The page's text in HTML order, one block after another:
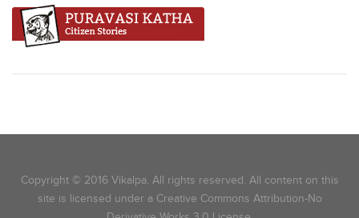
Copyright © 2016 Vikalpa. All rights reserved. All content on this
site is licensed under a Creative Commons Attribution-No